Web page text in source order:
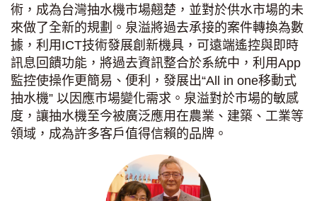
術，成為台灣抽水機市場翹楚，並對於供水市場的未
來做了全新的規劃。泉溢將過去承接的案件轉換為數
據，利用ICT技術發展創新機具，可遠端遙控與即時
訊息回饋功能，將過去資訊整合於系統中，利用App
監控使操作更簡易、便利，發展出“All in one移動式
抽水機” 以因應市場變化需求。泉溢對於市場的敏感
度，讓抽水機至今被廣泛應用在農業、建築、工業等
領域，成為許多客戶值得信賴的品牌。